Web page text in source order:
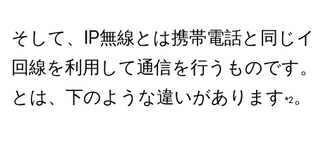
そして、IP無線とは携帯電話と同じ
回線を利用して通信を行うものです
とは、下のような違いがあります*2 。